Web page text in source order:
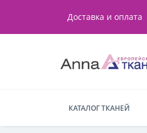
Доставка и оплата
КАТАЛОГ ТКАНЕЙ